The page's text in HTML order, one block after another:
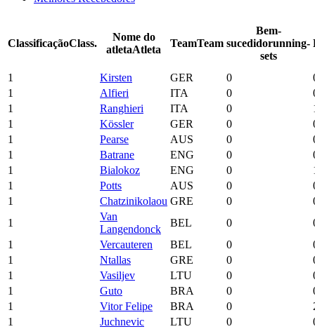
ClassificaçãoClass.
Nome do
atletaAtleta
TeamTeam
Bem-
sucedidorunning-
sets
1 Kirsten GER 0
1
Alfieri ITA 0
1
Ranghieri ITA 0
1
Kössler GER 0
1
Pearse AUS 0
1
Batrane ENG 0
1
Bialokoz ENG 0
1
Potts AUS 0
1
Chatzinikolaou GRE 0
1
Van
Langendonck
BEL 0
1
Vercauteren BEL 0
1
Ntallas GRE 0
1
Vasiljev LTU 0
1
Guto BRA 0
1
Vitor Felipe BRA 0
1
Juchnevic LTU 0